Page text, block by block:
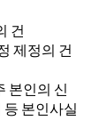
건
제정의 건
본인의 신
등 본인사실